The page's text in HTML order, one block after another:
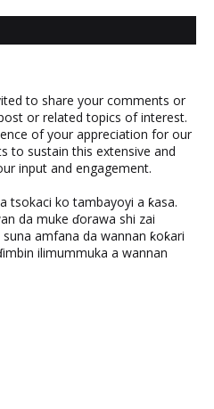
to share your comments or
or related topics of interest.
of your appreciation for our
to sustain this extensive and
input and engagement.
tsokaci ko tambayoyi a ƙasa.
da muke ɗorawa shi zai
amfana da wannan ƙoƙari
ilimummuka a wannan